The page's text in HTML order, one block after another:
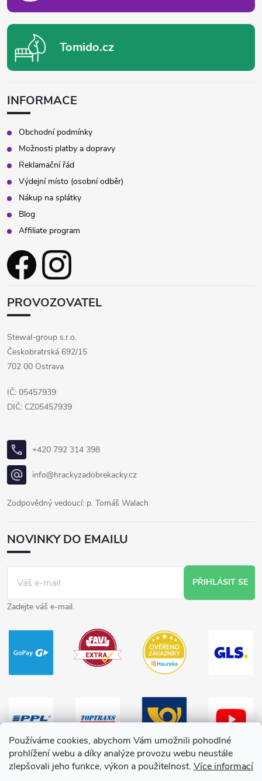
Používáme cookies, abychom Vám umožnili pohodlné
prohlížení webu a díky analýze provozu webu neustále
zlepšovali jeho funkce, výkon a použitelnost. Více informací
Tomido.cz
INFORMACE
Obchodní podmínky
Možnosti platby a dopravy
Reklamační řád
Výdejní místo (osobní odběr)
Nákup na splátky
Blog
Affiliate program
PROVOZOVATEL
Stewal-group s.r.o.
Českobratrská 692/15
702 00 Ostrava
IČ: 05457939
DIČ: CZ05457939
+420 792 314 398
info@hrackyzadobrekacky.cz
Zodpovědný vedoucí: p. Tomáš Walach
NOVINKY DO EMAILU
PŘIHLÁSIT SE
Zadejte váš e-mail.